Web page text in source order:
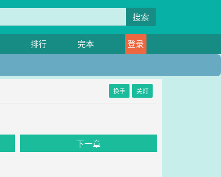
搜索
排行 完本
登录
换手 关灯
下一章